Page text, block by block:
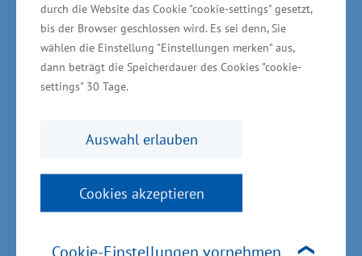
durch die Website das Cookie "cookie-settings" gesetzt,
bis der Browser geschlossen wird. Es sei denn, Sie
wählen die Einstellung "Einstellungen merken" aus,
dann beträgt die Speicherdauer des Cookies "cookie-
settings" 30 Tage.
Auswahl erlauben
Cookies akzeptieren
Cookie-Einstellungen vornehmen
werden. Wir können mit einem Netzwerk die
heimische Kreuzschifffahrtbranche national und
auch international stärker in den Blickpunkt
rücken.“
Eckpunktepapier zur
Kreuzschifffahrt